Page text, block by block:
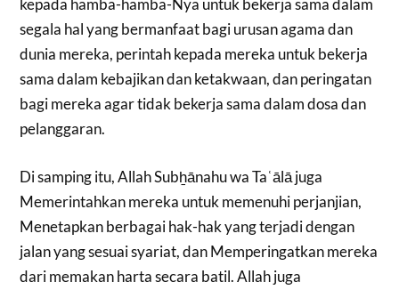
kepada hamba-hamba-Nya untuk bekerja sama dalam
segala hal yang bermanfaat bagi urusan agama dan
dunia mereka, perintah kepada mereka untuk bekerja
sama dalam kebajikan dan ketakwaan, dan peringatan
bagi mereka agar tidak bekerja sama dalam dosa dan
pelanggaran.
Di samping itu, Allah Subẖānahu wa Taʿālā juga
Memerintahkan mereka untuk memenuhi perjanjian,
Menetapkan berbagai hak-hak yang terjadi dengan
jalan yang sesuai syariat, dan Memperingatkan mereka
dari memakan harta secara batil. Allah juga